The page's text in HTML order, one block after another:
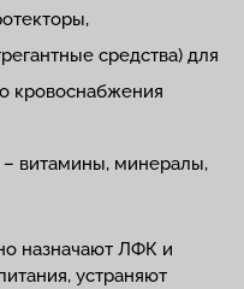
средства) для
кровоснабжения
витамины, минералы,
назначают ЛФК и
устраняют